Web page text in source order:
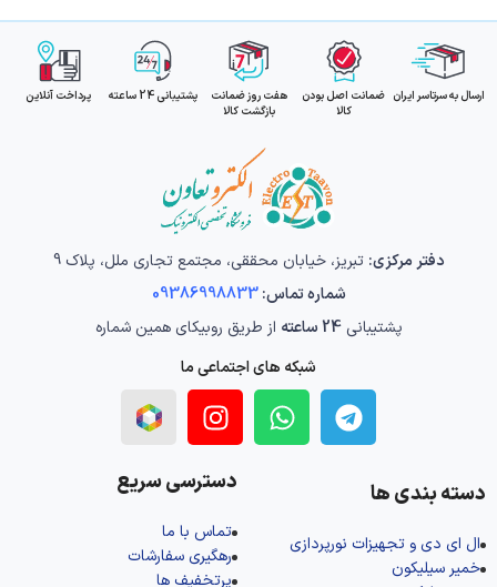
ارسال به سرتاسر ایران ضمانت اصل بودن
کالا
هفت روز ضمانت
بازگشت کالا
پشتیبانی 24 ساعته پرداخت آنلاین
دفتر مرکزی: تبریز، خیابان محققی، مجتمع تجاری ملل، پلاک 9
شماره تماس:09386998833
پشتیبانی24 ساعته
از طریق روبیکای همین شماره
شبکه های اجتماعی ما
دسته بندی ها
ال‌ ای‌ دی و تجهیزات نورپردازی
خمیر سیلیکون
دسترسی سریع
تماس با ما
رهگیری سفارشات
پرتخفیف ها